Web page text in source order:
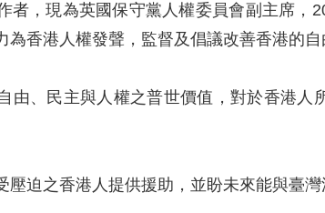
者，現為英國保守黨人權委員會副主席，
香港人權發聲，監督及倡議改善香港的自
由、民主與人權之普世價值，對於香港
壓迫之香港人提供援助，並盼未來能與臺